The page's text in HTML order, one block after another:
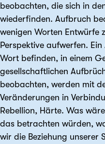
beobachten, die sich in
wiederfinden. Aufbruch
wenigen Worten Entwürfe
Perspektive aufwerfen.
Wort befinden, in einem
gesellschaftlichen
beobachten, werden mit
Veränderungen in
Rebellion, Härte. Was
das betrachten würden,
wir die Beziehung unserer